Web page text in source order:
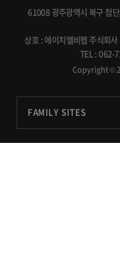
61008 광주광역시 북구 첨
상호 : 에이치엘비펩 주식회사
TEL : 062-
Copyright ©
FAMILY SITES